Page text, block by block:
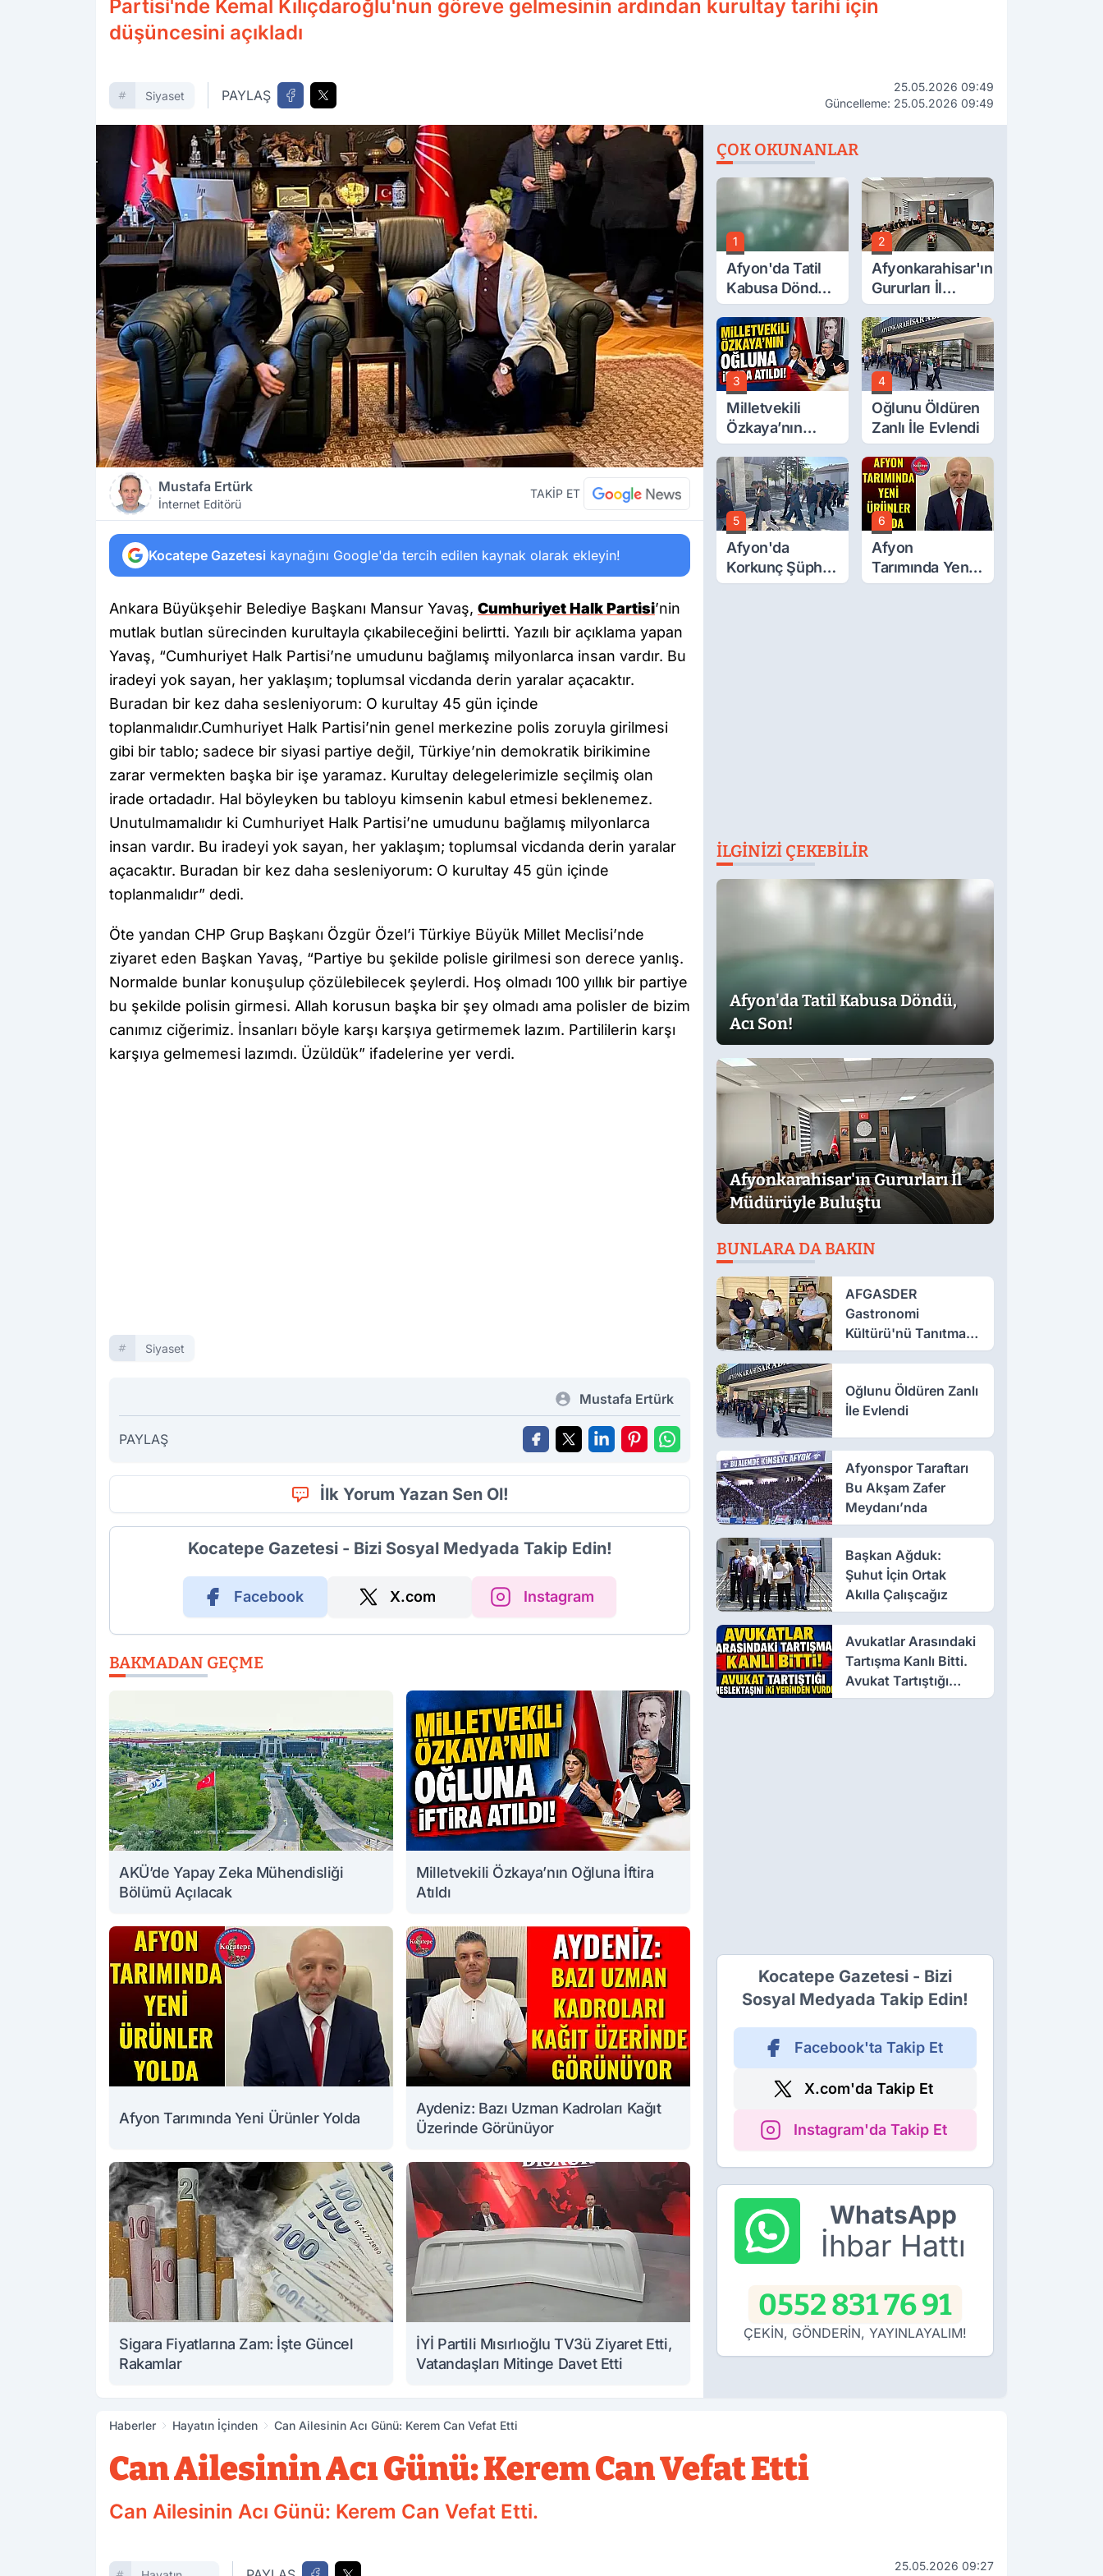
Partisi'nde Kemal Kılıçdaroğlu'nun göreve gelmesinin ardından kurultay tarihi için
düşüncesini açıkladı
Siyaset PAYLAŞ
25.05.2026 09:49
Güncelleme: 25.05.2026 09:49
Mustafa Ertürk
İnternet Editörü
TAKİP ET
Kocatepe Gazetesi kaynağını Google'da tercih edilen kaynak olarak ekleyin!
Ankara Büyükşehir Belediye Başkanı Mansur Yavaş, Cumhuriyet Halk Partisi’nin
mutlak butlan sürecinden kurultayla çıkabileceğini belirtti. Yazılı bir açıklama yapan
Yavaş, “Cumhuriyet Halk Partisi’ne umudunu bağlamış milyonlarca insan vardır. Bu
iradeyi yok sayan, her yaklaşım; toplumsal vicdanda derin yaralar açacaktır.
Buradan bir kez daha sesleniyorum: O kurultay 45 gün içinde
toplanmalıdır.Cumhuriyet Halk Partisi’nin genel merkezine polis zoruyla girilmesi
gibi bir tablo; sadece bir siyasi partiye değil, Türkiye’nin demokratik birikimine
zarar vermekten başka bir işe yaramaz. Kurultay delegelerimizle seçilmiş olan
irade ortadadır. Hal böyleyken bu tabloyu kimsenin kabul etmesi beklenemez.
Unutulmamalıdır ki Cumhuriyet Halk Partisi’ne umudunu bağlamış milyonlarca
insan vardır. Bu iradeyi yok sayan, her yaklaşım; toplumsal vicdanda derin yaralar
açacaktır. Buradan bir kez daha sesleniyorum: O kurultay 45 gün içinde
toplanmalıdır” dedi.
Öte yandan CHP Grup Başkanı Özgür Özel’i Türkiye Büyük Millet Meclisi’nde
ziyaret eden Başkan Yavaş, “Partiye bu şekilde polisle girilmesi son derece yanlış.
Normalde bunlar konuşulup çözülebilecek şeylerdi. Hoş olmadı 100 yıllık bir partiye
bu şekilde polisin girmesi. Allah korusun başka bir şey olmadı ama polisler de bizim
canımız ciğerimiz. İnsanları böyle karşı karşıya getirmemek lazım. Partililerin karşı
karşıya gelmemesi lazımdı. Üzüldük” ifadelerine yer verdi.
Siyaset
Mustafa Ertürk
PAYLAŞ
İlk Yorum Yazan Sen Ol!
Kocatepe Gazetesi - Bizi Sosyal Medyada Takip Edin!
Facebook X.com Instagram
BAKMADAN GEÇME
AKÜ’de Yapay Zeka Mühendisliği
Bölümü Açılacak
Milletvekili Özkaya’nın Oğluna İftira
Atıldı
Afyon Tarımında Yeni Ürünler Yolda
Aydeniz: Bazı Uzman Kadroları Kağıt
Üzerinde Görünüyor
Sigara Fiyatlarına Zam: İşte Güncel
Rakamlar
İYİ Partili Mısırlıoğlu TV3ü Ziyaret Etti,
Vatandaşları Mitinge Davet Etti
ÇOK OKUNANLAR
1
Afyon'da Tatil
Kabusa Döndü,
Acı Son!
2
Afyonkarahisar'ın
Gururları İl
Müdürüyle
Buluştu
3
Milletvekili
Özkaya’nın
Oğluna İftira
Atıldı
4
Oğlunu Öldüren
Zanlı İle Evlendi
5
Afyon'da
Korkunç Şüphe!
Düştü Mü,
6
Afyon
Tarımında Yeni
Ürünler Yolda
İLGINIZI ÇEKEBILIR
Afyon'da Tatil Kabusa Döndü,
Acı Son!
Afyonkarahisar'ın Gururları İl
Müdürüyle Buluştu
BUNLARA DA BAKIN
AFGASDER
Gastronomi
Kültürü'nü Tanıtmak
İçin Çalışıyor
Oğlunu Öldüren Zanlı
İle Evlendi
Afyonspor Taraftarı
Bu Akşam Zafer
Meydanı’nda
Başkan Ağduk:
Şuhut İçin Ortak
Akılla Çalışcağız
Avukatlar Arasındaki
Tartışma Kanlı Bitti.
Avukat Tartıştığı
Meslektaşını İki
Kocatepe Gazetesi - Bizi
Sosyal Medyada Takip Edin!
Facebook'ta Takip Et
X.com'da Takip Et
Instagram'da Takip Et
WhatsApp
İhbar Hattı
0552 831 76 91
ÇEKİN, GÖNDERİN, YAYINLAYALIM!
Haberler Hayatın İçinden Can Ailesinin Acı Günü: Kerem Can Vefat Etti
Can Ailesinin Acı Günü: Kerem Can Vefat Etti
Can Ailesinin Acı Günü: Kerem Can Vefat Etti.
25.05.2026 09:27